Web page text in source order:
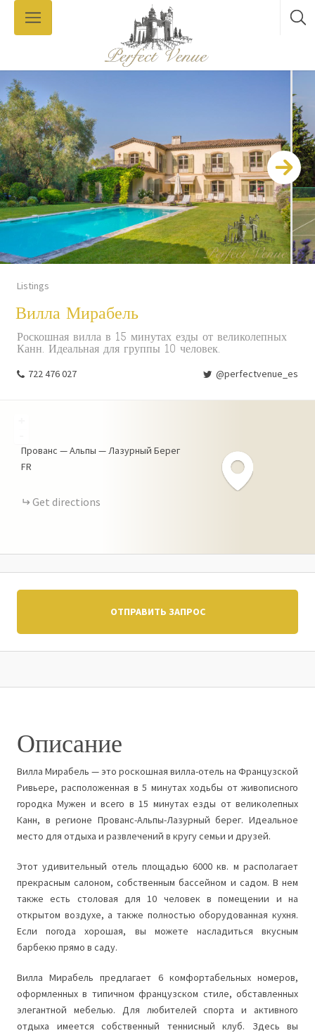
Listings
Вилла Мирабель
Роскошная вилла в 15 минутах езды от великолепных
Канн. Идеальная для группы 10 человек.
722 476 027 @perfectvenue_es
Прованс — Альпы — Лазурный Берег
FR
Get directions
ОТПРАВИТЬ ЗАПРОС
Описание
Вилла Мирабель — это роскошная вилла-отель на Французской
Ривьере, расположенная в 5 минутах ходьбы от живописного
городка Мужен и всего в 15 минутах езды от великолепных
Канн, в регионе Прованс-Альпы-Лазурный берег. Идеальное
место для отдыха и развлечений в кругу семьи и друзей.
Этот удивительный отель площадью 6000 кв. м располагает
прекрасным салоном, собственным бассейном и садом. В нем
также есть столовая для 10 человек в помещении и на
открытом воздухе, а также полностью оборудованная кухня.
Если погода хорошая, вы можете насладиться вкусным
барбекю прямо в саду.
Вилла Мирабель предлагает 6 комфортабельных номеров,
оформленных в типичном французском стиле, обставленных
элегантной мебелью. Для любителей спорта и активного
отдыха имеется собственный теннисный клуб. Здесь вы